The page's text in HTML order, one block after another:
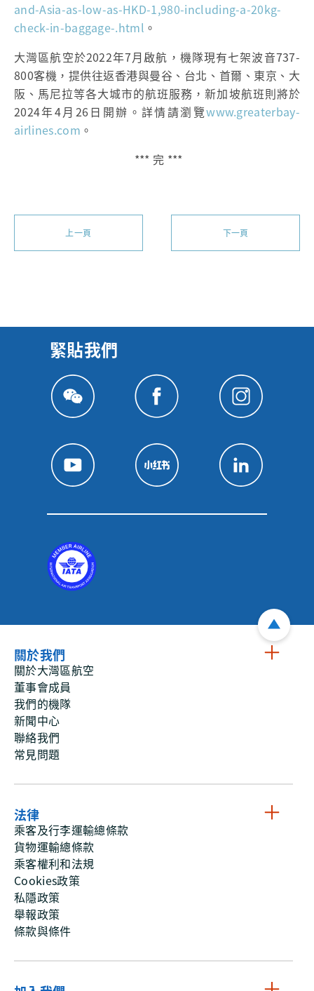
and-Asia-as-low-as-HKD-1,980-including-a-20kg-
check-in-baggage-.html 。
大灣區航空於2022年7月啟航，機隊現有七架波音737-
800客機，提供往返香港與曼谷、台北、首爾、東京、大
阪、馬尼拉等各大城市的航班服務，新加坡航班則將於
2024年4月26日開辦。詳情請瀏覽www.greaterbay-
airlines.com 。
*** 完 ***
上一頁 下一頁
緊貼我們
關於我們
關於大灣區航空
董事會成員
我們的機隊
新聞中心
聯絡我們
常見問題
法律
乘客及行李運輸總條款
貨物運輸總條款
乘客權利和法規
Cookies政策
私隱政策
舉報政策
條款與條件